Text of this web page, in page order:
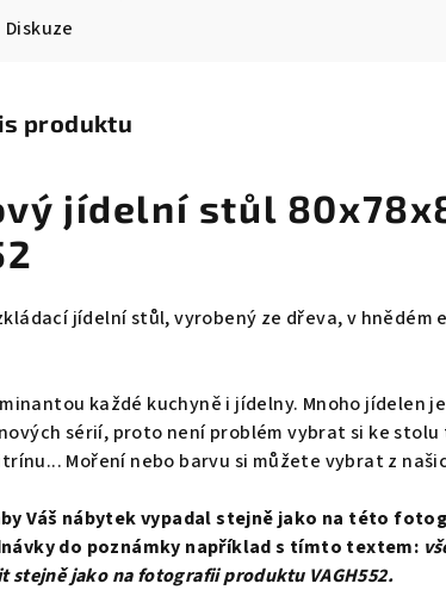
Diskuze
produktu
jídelní stůl
jídelní stůl, vyrobený ze dřeva, v hnědém
každé kuchyně i jídelny. Mnoho jídelen
sérií, proto není problém vybrat si ke
Moření nebo barvu si můžete vybrat z
Váš nábytek vypadal stejně jako na této
do poznámky například s tímto textem:
stejně jako na fotografii produktu VAGH552.